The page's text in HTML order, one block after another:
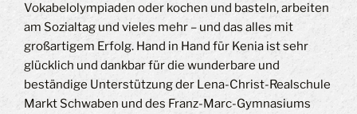
Vokabelolympiaden oder kochen und basteln, arbeiten
am Sozialtag und vieles mehr – und das alles mit
großartigem Erfolg. Hand in Hand für Kenia ist sehr
glücklich und dankbar für die wunderbare und
beständige Unterstützung der Lena-Christ-Realschule
Markt Schwaben und des Franz-Marc-Gymnasiums